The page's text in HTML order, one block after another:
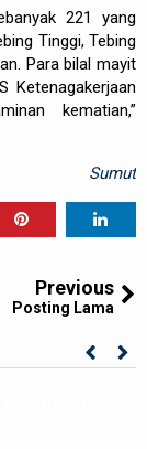
221 yang
Tinggi, Tebing
Para bilal mayit
Ketenagakerjaan
kematian,”
Sumut
Previous
Posting Lama
Bersama